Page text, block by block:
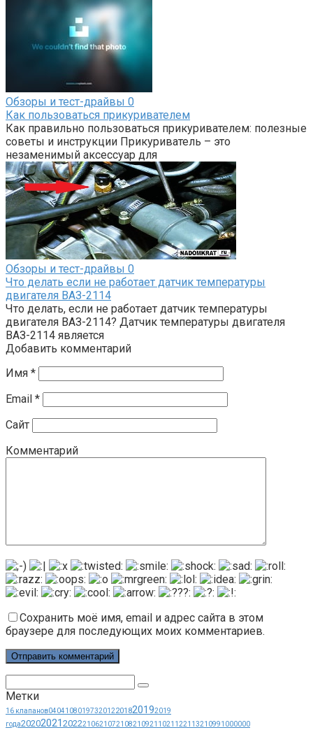
Обзоры и тест-драйвы 0
Как пользоваться прикуривателем
Как правильно пользоваться прикуривателем: полезные
советы и инструкции Прикуриватель – это
незаменимый аксессуар для
Обзоры и тест-драйвы 0
Что делать если не работает датчик температуры
двигателя ВАЗ-2114
Что делать, если не работает датчик температуры
двигателя ВАЗ-2114? Датчик температуры двигателя
ВАЗ-2114 является
Добавить комментарий
Имя *
Email *
Сайт
Комментарий
Сохранить моё имя, email и адрес сайта в этом
браузере для последующих моих комментариев.
Метки
16 клапанов0404108019732012201820192019
года20202021 20222106210721082109211021122113210991000000